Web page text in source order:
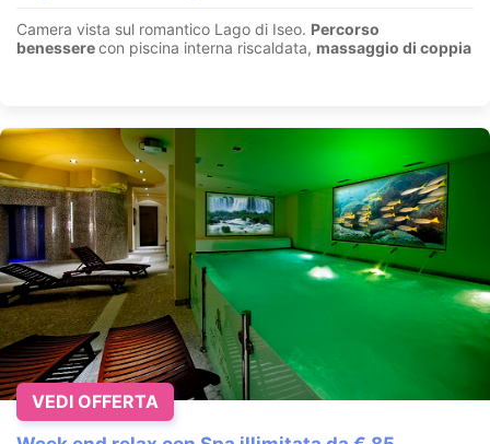
Camera vista sul romantico Lago di Iseo. Percorso
benesserecon piscina interna riscaldata, massaggio di coppia
VEDI OFFERTA